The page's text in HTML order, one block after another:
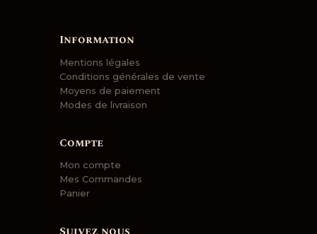
Information
Mentions légales
Conditions générales de vente
Moyens de paiement
Modes de livraison
Compte
Mon compte
Mes Commandes
Panier